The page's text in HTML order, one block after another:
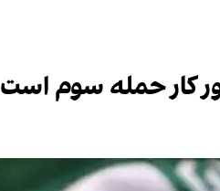
کار حمله سوم است